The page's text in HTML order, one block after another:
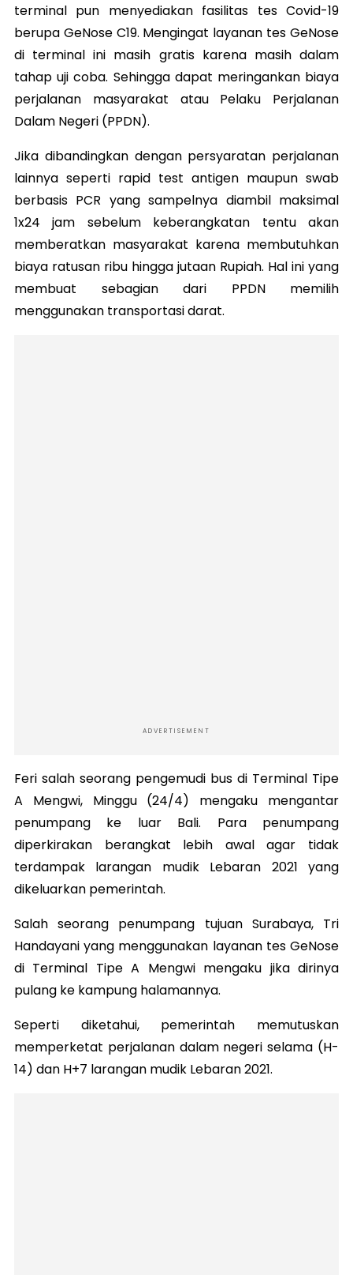
terminal pun menyediakan fasilitas tes Covid-19
berupa GeNose C19. Mengingat layanan tes GeNose
di terminal ini masih gratis karena masih dalam
tahap uji coba. Sehingga dapat meringankan biaya
perjalanan masyarakat atau Pelaku Perjalanan
Dalam Negeri (PPDN).
Jika dibandingkan dengan persyaratan perjalanan
lainnya seperti rapid test antigen maupun swab
berbasis PCR yang sampelnya diambil maksimal
1x24 jam sebelum keberangkatan tentu akan
memberatkan masyarakat karena membutuhkan
biaya ratusan ribu hingga jutaan Rupiah. Hal ini yang
membuat sebagian dari PPDN memilih
menggunakan transportasi darat.
ADVERTISEMENT
Feri salah seorang pengemudi bus di Terminal Tipe
A Mengwi, Minggu (24/4) mengaku mengantar
penumpang ke luar Bali. Para penumpang
diperkirakan berangkat lebih awal agar tidak
terdampak larangan mudik Lebaran 2021 yang
dikeluarkan pemerintah.
Salah seorang penumpang tujuan Surabaya, Tri
Handayani yang menggunakan layanan tes GeNose
di Terminal Tipe A Mengwi mengaku jika dirinya
pulang ke kampung halamannya.
Seperti diketahui, pemerintah memutuskan
memperketat perjalanan dalam negeri selama (H-
14) dan H+7 larangan mudik Lebaran 2021.